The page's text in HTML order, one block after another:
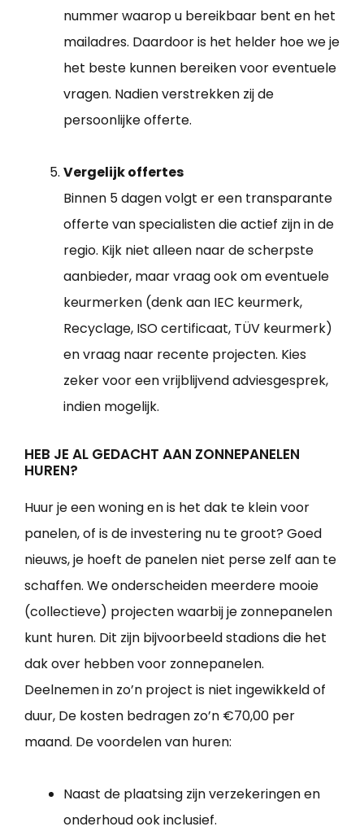
nummer waarop u bereikbaar bent en het
mailadres. Daardoor is het helder hoe we je
het beste kunnen bereiken voor eventuele
vragen. Nadien verstrekken zij de
persoonlijke offerte.
Vergelijk offertes
Binnen 5 dagen volgt er een transparante
offerte van specialisten die actief zijn in de
regio. Kijk niet alleen naar de scherpste
aanbieder, maar vraag ook om eventuele
keurmerken (denk aan IEC keurmerk,
Recyclage, ISO certificaat, TÜV keurmerk)
en vraag naar recente projecten. Kies
zeker voor een vrijblijvend adviesgesprek,
indien mogelijk.
HEB JE AL GEDACHT AAN ZONNEPANELEN
HUREN?
Huur je een woning en is het dak te klein voor
panelen, of is de investering nu te groot? Goed
nieuws, je hoeft de panelen niet perse zelf aan te
schaffen. We onderscheiden meerdere mooie
(collectieve) projecten waarbij je zonnepanelen
kunt huren. Dit zijn bijvoorbeeld stadions die het
dak over hebben voor zonnepanelen.
Deelnemen in zo’n project is niet ingewikkeld of
duur, De kosten bedragen zo’n €70,00 per
maand. De voordelen van huren:
Naast de plaatsing zijn verzekeringen en
onderhoud ook inclusief.